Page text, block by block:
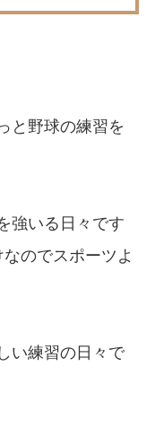
と野球の練習を
強いる日々です
のでスポーツよ
い練習の日々で